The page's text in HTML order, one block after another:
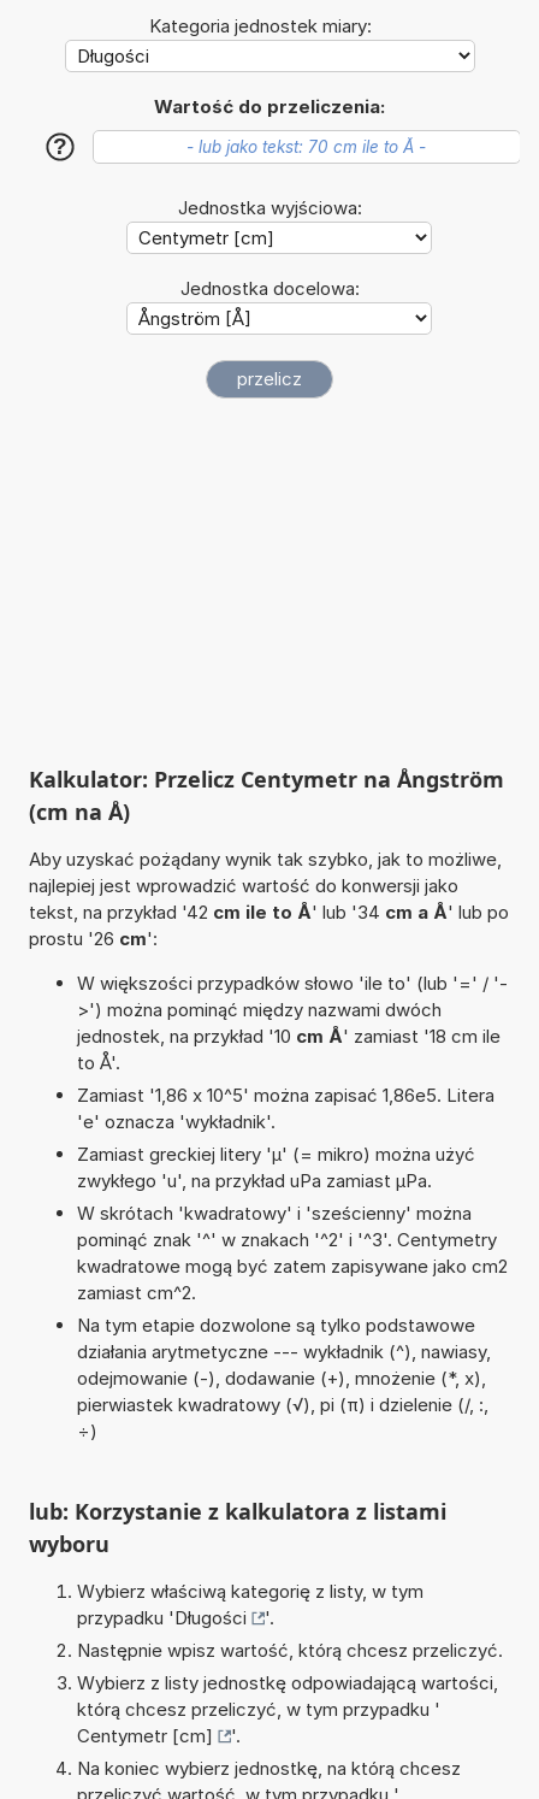
Kategoria jednostek miary:
Wartość do przeliczenia:
?
Jednostka wyjściowa:
Jednostka docelowa:
Kalkulator: Przelicz Centymetr na Ångström
(cm na Å)
Aby uzyskać pożądany wynik tak szybko, jak to możliwe,
najlepiej jest wprowadzić wartość do konwersji jako
tekst, na przykład '42 cm ile to Å' lub '34 cm a Å' lub po
prostu '26 cm':
W większości przypadków słowo 'ile to' (lub '=' / '-
>') można pominąć między nazwami dwóch
jednostek, na przykład '10 cm Å' zamiast '18 cm ile
to Å'.
Zamiast '1,86 x 10^5' można zapisać 1,86e5. Litera
'e' oznacza 'wykładnik'.
Zamiast greckiej litery 'µ' (= mikro) można użyć
zwykłego 'u', na przykład uPa zamiast µPa.
W skrótach 'kwadratowy' i 'sześcienny' można
pominąć znak '^' w znakach '^2' i '^3'. Centymetry
kwadratowe mogą być zatem zapisywane jako cm2
zamiast cm^2.
Na tym etapie dozwolone są tylko podstawowe
działania arytmetyczne --- wykładnik (^), nawiasy,
odejmowanie (-), dodawanie (+), mnożenie (*, x),
pierwiastek kwadratowy (√), pi (π) i dzielenie (/, :,
÷)
lub: Korzystanie z kalkulatora z listami
wyboru
Wybierz właściwą kategorię z listy, w tym
przypadku 'Długości
'.
Następnie wpisz wartość, którą chcesz przeliczyć.
Wybierz z listy jednostkę odpowiadającą wartości,
którą chcesz przeliczyć, w tym przypadku '
Centymetr [cm]
'.
Na koniec wybierz jednostkę, na którą chcesz
przeliczyć wartość, w tym przypadku '